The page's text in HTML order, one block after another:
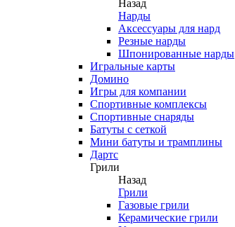
Назад
Нарды
Аксессуары для нард
Резные нарды
Шпонированные нарды
Игральные карты
Домино
Игры для компании
Спортивные комплексы
Спортивные снаряды
Батуты с сеткой
Мини батуты и трамплины
Дартс
Грили
Назад
Грили
Газовые грили
Керамические грили